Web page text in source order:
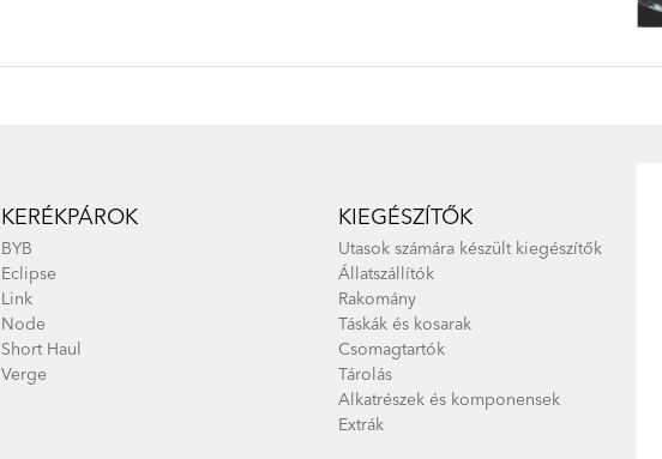
KERÉKPÁROK
BYB
Eclipse
Link
Node
Short Haul
Verge
KIEGÉSZÍTŐK
Utasok számára készült kiegészítők
Állatszállítók
Rakomány
Táskák és kosarak
Csomagtartók
Tárolás
Alkatrészek és komponensek
Extrák